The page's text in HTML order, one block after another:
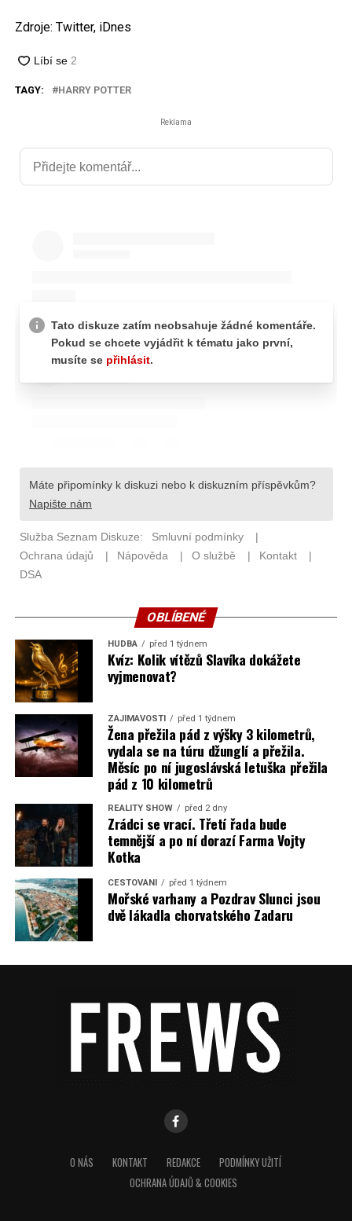
Zdroje: Twitter, iDnes
TAGY: HARRY POTTER
Reklama
OBLÍBENÉ
HUDBA před 1 týdnem
Kvíz: Kolik vítězů Slavíka dokážete
vyjmenovat?
ZAJÍMAVOSTI před 1 týdnem
Žena přežila pád z výšky 3 kilometrů,
vydala se na túru džunglí a přežila.
Měsíc po ní jugoslávská letuška přežila
pád z 10 kilometrů
REALITY SHOW před 2 dny
Zrádci se vrací. Třetí řada bude
temnější a po ní dorazí Farma Vojty
Kotka
CESTOVÁNÍ před 1 týdnem
Mořské varhany a Pozdrav Slunci jsou
dvě lákadla chorvatského Zadaru
O NÁS KONTAKT REDAKCE
PODMÍNKY UŽITÍ
OCHRANA ÚDAJŮ & COOKIES